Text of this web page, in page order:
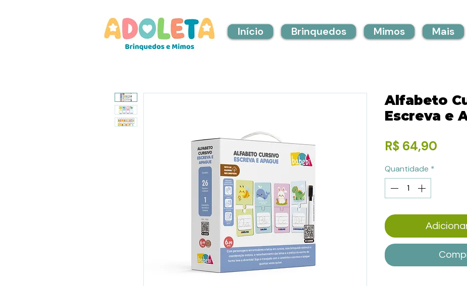
Início Brinquedos Mimos Mais
Alfabeto
Escreva e
R$ 64,90
Quantidade *